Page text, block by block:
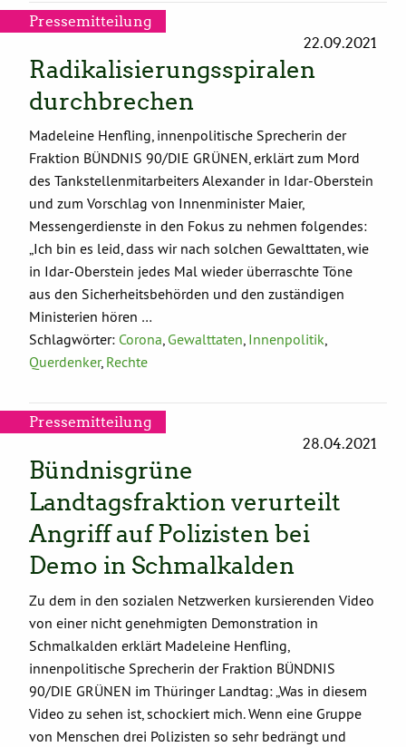
Pressemitteilung
22.09.2021
Radikalisierungsspiralen
durchbrechen
Madeleine Henfling, innenpolitische Sprecherin der
Fraktion BÜNDNIS 90/DIE GRÜNEN, erklärt zum Mord
des Tankstellenmitarbeiters Alexander in Idar-Oberstein
und zum Vorschlag von Innenminister Maier,
Messengerdienste in den Fokus zu nehmen folgendes:
„Ich bin es leid, dass wir nach solchen Gewalttaten, wie
in Idar-Oberstein jedes Mal wieder überraschte Töne
aus den Sicherheitsbehörden und den zuständigen
Ministerien hören …
Schlagwörter: Corona, Gewalttaten, Innenpolitik,
Querdenker, Rechte
Pressemitteilung
28.04.2021
Bündnisgrüne
Landtagsfraktion verurteilt
Angriff auf Polizisten bei
Demo in Schmalkalden
Zu dem in den sozialen Netzwerken kursierenden Video
von einer nicht genehmigten Demonstration in
Schmalkalden erklärt Madeleine Henfling,
innenpolitische Sprecherin der Fraktion BÜNDNIS
90/DIE GRÜNEN im Thüringer Landtag: „Was in diesem
Video zu sehen ist, schockiert mich. Wenn eine Gruppe
von Menschen drei Polizisten so sehr bedrängt und